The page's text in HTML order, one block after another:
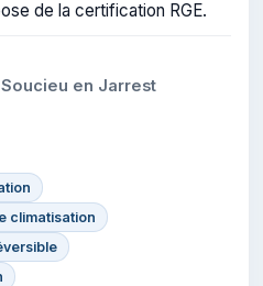
de la certification RGE.
en Jarrest
climatisation